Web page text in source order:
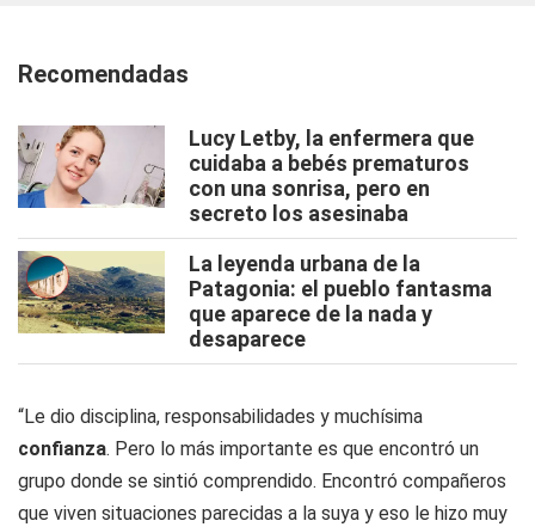
Recomendadas
Lucy Letby, la enfermera que
cuidaba a bebés prematuros
con una sonrisa, pero en
secreto los asesinaba
La leyenda urbana de la
Patagonia: el pueblo fantasma
que aparece de la nada y
desaparece
“Le dio disciplina, responsabilidades y muchísima
confianza. Pero lo más importante es que encontró un
grupo donde se sintió comprendido. Encontró compañeros
que viven situaciones parecidas a la suya y eso le hizo muy